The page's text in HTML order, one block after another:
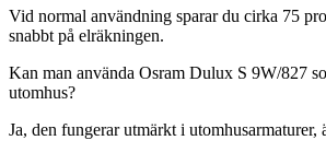
Vid normal användning sparar du cirka 75
snabbt på elräkningen.
Kan man använda Osram Dulux S 9W/827
utomhus?
Ja, den fungerar utmärkt i utomhusarmaturer,